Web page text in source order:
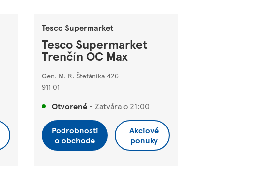
Tesco Supermarket
Tesco Supermarket
Trenčín OC Max
Gen. M. R. Štefánika 426
911 01
Otvorené - Zatvára o 21:00
Podrobnosti
o obchode
Akciové
ponuky